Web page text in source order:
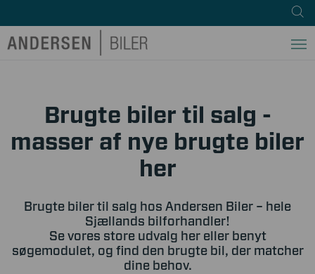
Brugte biler til salg -
masser af nye brugte biler
her
Brugte biler til salg hos Andersen Biler – hele
Sjællands bilforhandler!
Se vores store udvalg her eller benyt
søgemodulet, og find den brugte bil, der matcher
dine behov.